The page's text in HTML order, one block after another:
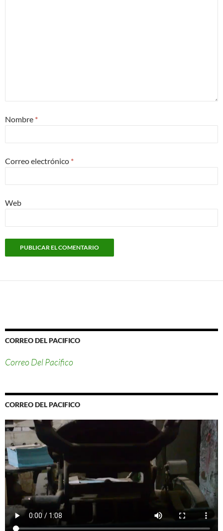
Nombre *
Correo electrónico *
Web
CORREO DEL PACIFICO
Correo Del Pacifico
CORREO DEL PACIFICO